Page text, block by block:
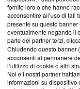
ancora membro del
parte; Trust Project
conformità agli
Su di noi
Team editoriale
Corporate
fornito loro o che hanno
acconsentire all’uso di tali
presente su questo
eventualmente negando il
parte dei partner terzi,
Chiudendo questo banner
acconsenti al permanere
l’utilizzo di cookie o altri
Noi e i nostri partner
informazioni su dispositivo